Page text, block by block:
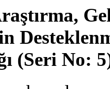
(Seri No: